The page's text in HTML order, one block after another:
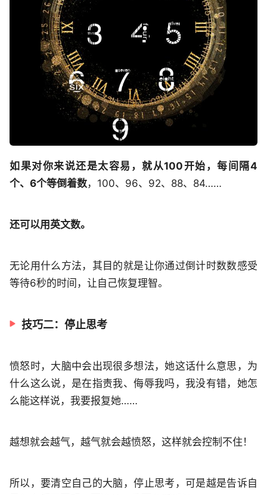
如果对你来说还是太容易，就从100开始，每间隔4
个、6个等倒着数，100、96、92、88、84……
还可以用英文数。
无论用什么方法，其目的就是让你通过倒计时数数感受
等待6秒的时间，让自己恢复理智。
技巧二：停止思考
愤怒时，大脑中会出现很多想法，她这话什么意思，为
什么这么说，是在指责我、侮辱我吗，我没有错，她怎
么能这样说，我要报复她……
越想就会越气，越气就会越愤怒，这样就会控制不住！
所以，要清空自己的大脑，停止思考，可是越是告诉自